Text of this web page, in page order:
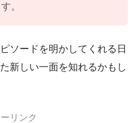
。
ソードを明かしてくれる日
新しい一面を知れるかもし
リンク